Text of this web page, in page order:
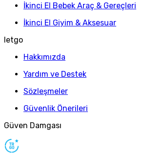
İkinci El Bebek Araç & Gereçleri
İkinci El Giyim & Aksesuar
letgo
Hakkımızda
Yardım ve Destek
Sözleşmeler
Güvenlik Önerileri
Güven Damgası